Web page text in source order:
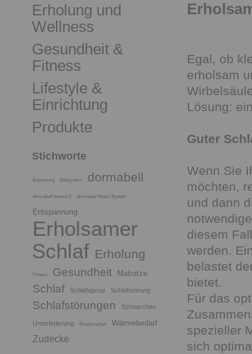
Erholung und
Wellness
Gesundheit &
Fitness
Lifestyle &
Einrichtung
Produkte
Stichworte
Anpassung Bettsystem dormabell
dormabell Innova N dormabell Mess-System
Entspannung
Erholsamer
Schlaf Erholung
Fitness Gesundheit Matratze
Schlaf Schlafapnoe Schlafstörung
Schlafstörungen Schnarchen
Unterfederung Wachmacher Wärmebedarf
Zudecke
Egal, ob
erholsam
Lösung:
Guter
Wenn Sie
möchten,
und dann
diesem
werden.
belastet
bietet.
Für das
spezieller
sich